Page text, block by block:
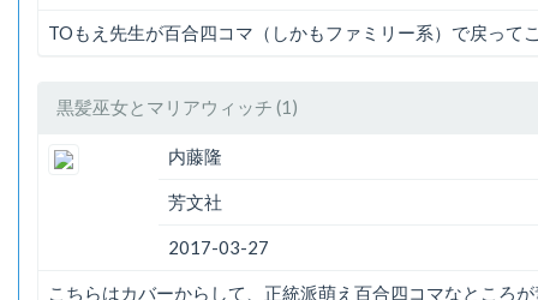
TOもえ先生が百合四コマ（しかもファミリー系）で戻っ
黒髪巫女とマリアウィッチ (1)
内藤隆
芳文社
2017-03-27
こちらはカバーからして、正統派萌え百合四コマなところ